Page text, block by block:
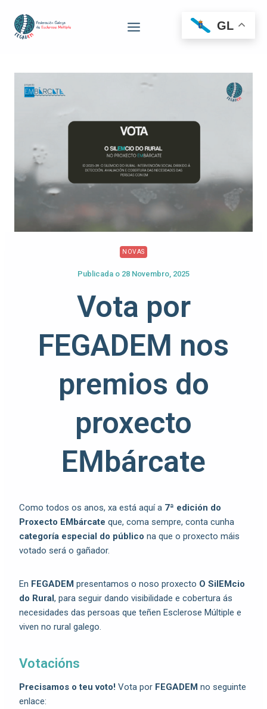
NOVAS
Publicada o 28 Novembro, 2025
Vota por
FEGADEM nos
premios do
proxecto
EMbárcate
Como todos os anos, xa está aquí a 7ª edición do
Proxecto EMbárcate que, coma sempre, conta cunha
categoría especial do público na que o proxecto máis
votado será o gañador.
En FEGADEM presentamos o noso proxecto O SilEMcio
do Rural, para seguir dando visibilidade e cobertura ás
necesidades das persoas que teñen Esclerose Múltiple e
viven no rural galego.
Votacións
Precisamos o teu voto! Vota por FEGADEM no seguinte
enlace:
GL